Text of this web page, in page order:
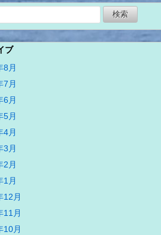
ブ
8月
7月
6月
5月
4月
3月
2月
1月
12月
11月
10月